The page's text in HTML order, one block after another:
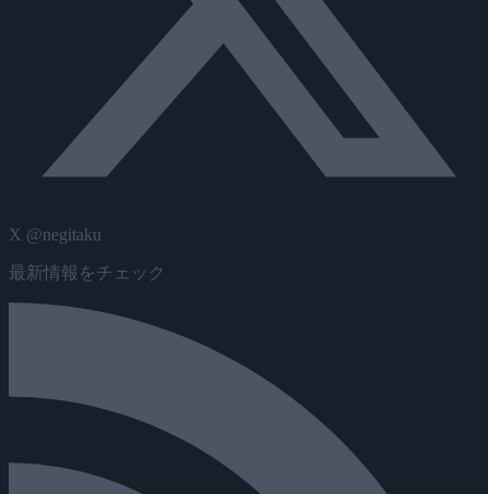
X @negitaku
最新情報をチェック